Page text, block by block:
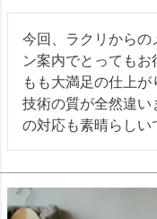
今回、ラクリからの
ン案内でとっても
もも大満足の仕上が
技術の質が全然違い
の対応も素晴らしい